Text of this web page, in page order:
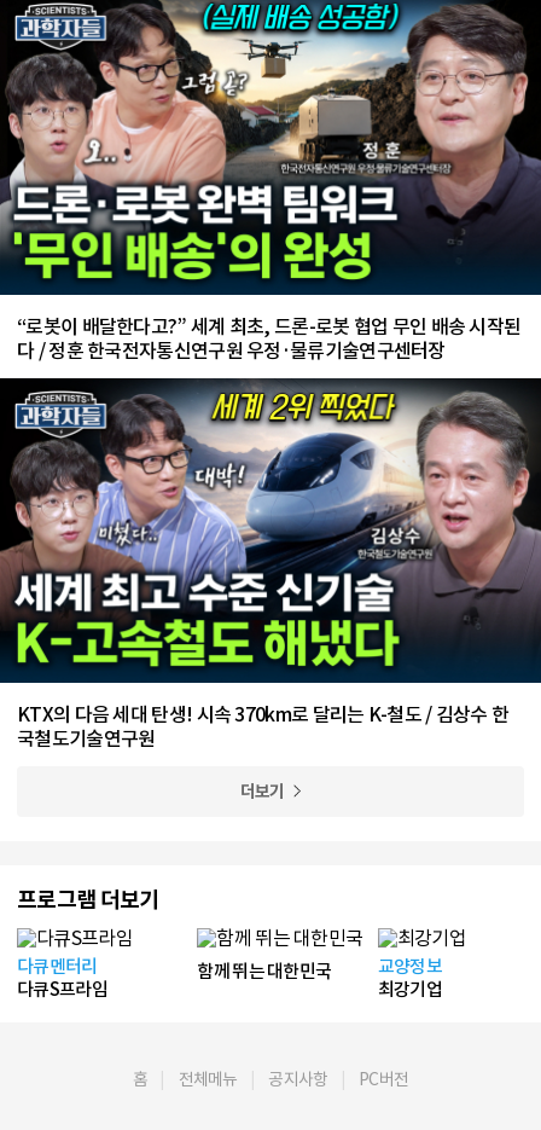
“로봇이 배달한다고?” 세계 최초, 드론-로봇 협업 무인 배송 시작된
다 / 정훈 한국전자통신연구원 우정·물류기술연구센터장
KTX의 다음 세대 탄생! 시속 370km로 달리는 K-철도 / 김상수 한
국철도기술연구원
더보기
프로그램 더보기
다큐멘터리
다큐S프라임
함께 뛰는 대한민국
교양정보
최강기업
홈 전체메뉴 공지사항 PC버전